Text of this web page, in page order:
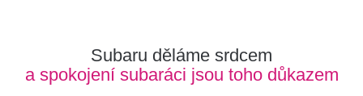
Subaru děláme srdcem
a spokojení subaráci jsou toho důkazem